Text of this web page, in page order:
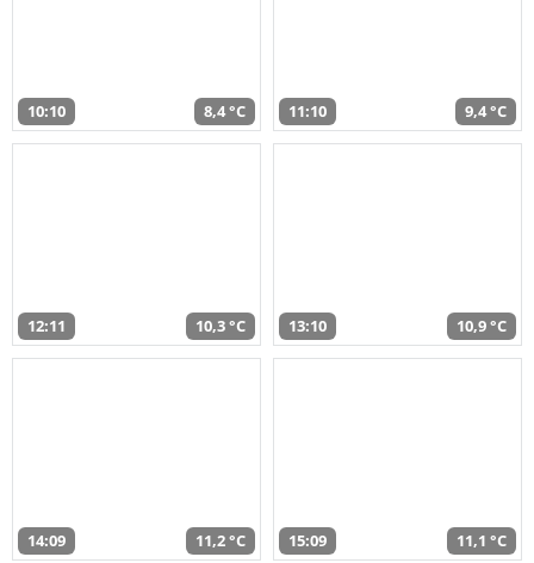
10:10 8,4 °C 11:10 9,4 °C
12:11 10,3 °C 13:10 10,9 °C
14:09 11,2 °C 15:09 11,1 °C